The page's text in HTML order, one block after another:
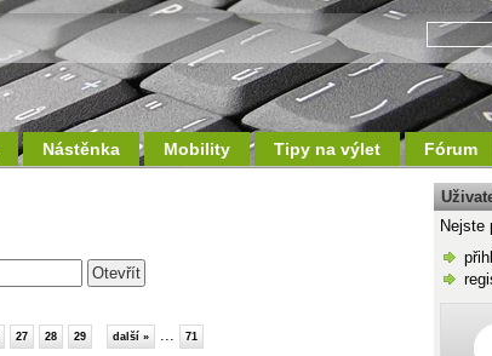
Nástěnka Mobility Tipy na výlet Fórum
27 28 29 další » ... 71
Nejste